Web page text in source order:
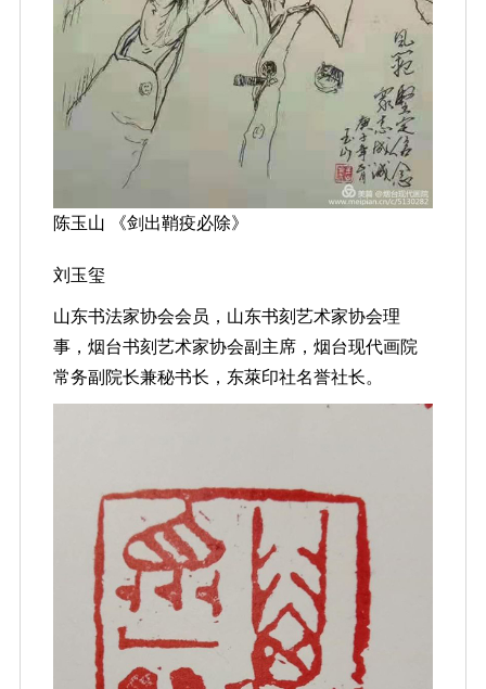
陈玉山 《剑出鞘疫必除》
刘玉玺
山东书法家协会会员，山东书刻艺术家协会理
事，烟台书刻艺术家协会副主席，烟台现代画院
常务副院长兼秘书长，东萊印社名誉社长。